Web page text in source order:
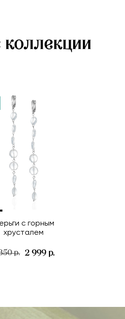
коллекции
с горным
хрусталем
р. 2 999 р.